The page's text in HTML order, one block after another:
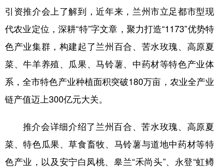
引资推介会上了解到，近年来，兰州市立足都市型现
代农业定位，深耕“特”字文章，聚力打造“1173”优势特
色产业集群，构建起了兰州百合、苦水玫瑰、高原夏
菜、牛羊养殖、瓜果、马铃薯、中药材等特色产业体
系，全市特色产业种植面积突破180万亩，农业全产业
链产值迈上300亿元大关。
推介会详细介绍了兰州百合、苦水玫瑰、高原夏
菜、特色瓜果、草食畜牧、马铃薯与道地中药材等特
色产业，以及安宁白凤桃、皋兰“禾尚头”、永登“虹鳟